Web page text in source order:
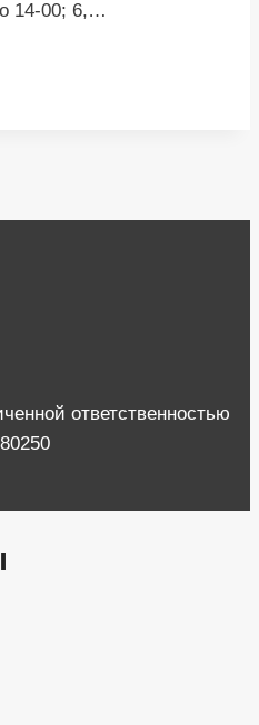
14-00; 6,…
ответственностью